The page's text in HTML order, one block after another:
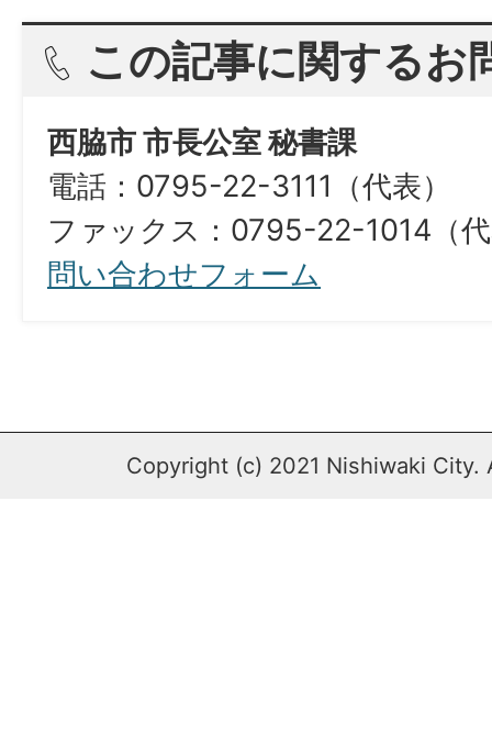
この記事に関するお
西脇市 市長公室 秘書課
電話：0795-22-3111（代表）
ファックス：0795-22-1014（
問い合わせフォーム
Copyright (c) 2021 Nishiwaki City.